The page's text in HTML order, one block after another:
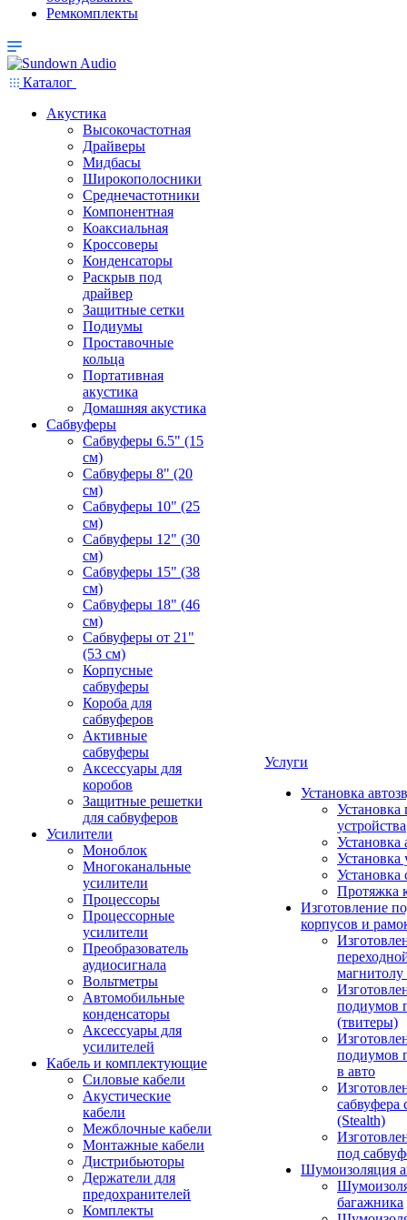
Ремкомплекты
Каталог
Акустика
Высокочастотная
Драйверы
Мидбасы
Широкополосники
Среднечастотники
Компонентная
Коаксиальная
Кроссоверы
Конденсаторы
Раскрыв под
драйвер
Защитные сетки
Подиумы
Проставочные
кольца
Портативная
акустика
Домашняя акустика
Сабвуферы
Сабвуферы 6.5" (15
см)
Сабвуферы 8" (20
см)
Сабвуферы 10" (25
см)
Сабвуферы 12" (30
см)
Сабвуферы 15" (38
см)
Сабвуферы 18" (46
см)
Сабвуферы от 21"
(53 см)
Корпусные
сабвуферы
Короба для
сабвуферов
Активные
сабвуферы
Аксессуары для
коробов
Защитные решетки
для сабвуферов
Усилители
Моноблок
Многоканальные
усилители
Процессоры
Процессорные
усилители
Преобразователь
аудиосигнала
Вольтметры
Автомобильные
конденсаторы
Аксессуары для
усилителей
Кабель и комплектующие
Силовые кабели
Акустические
кабели
Межблочные кабели
Монтажные кабели
Дистрибьюторы
Держатели для
предохранителей
Комплекты
Услуги
Установка
Установка
устройства
Установка
Установка
Установка
Протяжка
Изготовление
корпусов и
подиумов
(твитеры)
подиумов
в авто
сабвуфера
(Stealth)
под
Шумоизоляция
багажника